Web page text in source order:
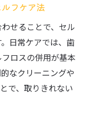
フケア法
せることで、セル
日常ケアでは、歯
ロスの併用が基本
なクリーニングや
で、取りきれない